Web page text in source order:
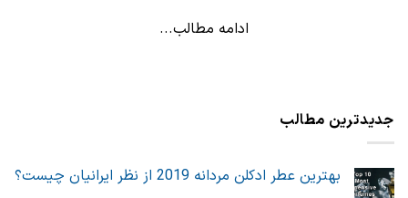
ادامه مطالب...
جدیدترین مطالب
بهترین عطر ادکلن مردانه 2019 از نظر ایرانیان چیست؟